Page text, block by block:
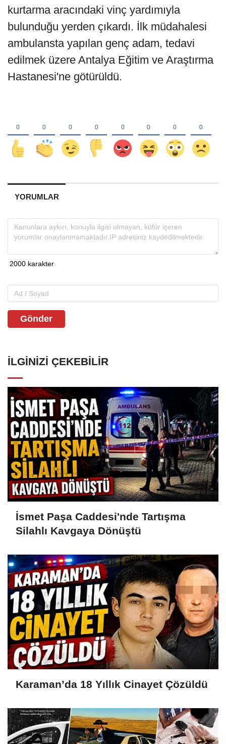
kurtarma aracındaki vinç yardımıyla
bulunduğu yerden çıkardı. İlk müdahalesi
ambulansta yapılan genç adam, tedavi
edilmek üzere Antalya Eğitim ve Araştırma
Hastanesi'ne götürüldü.
YORUMLAR
Gönder
İLGINIZI ÇEKEBILIR
İsmet Paşa Caddesi'nde Tartışma
Silahlı Kavgaya Dönüştü
Karaman’da 18 Yıllık Cinayet Çözüldü